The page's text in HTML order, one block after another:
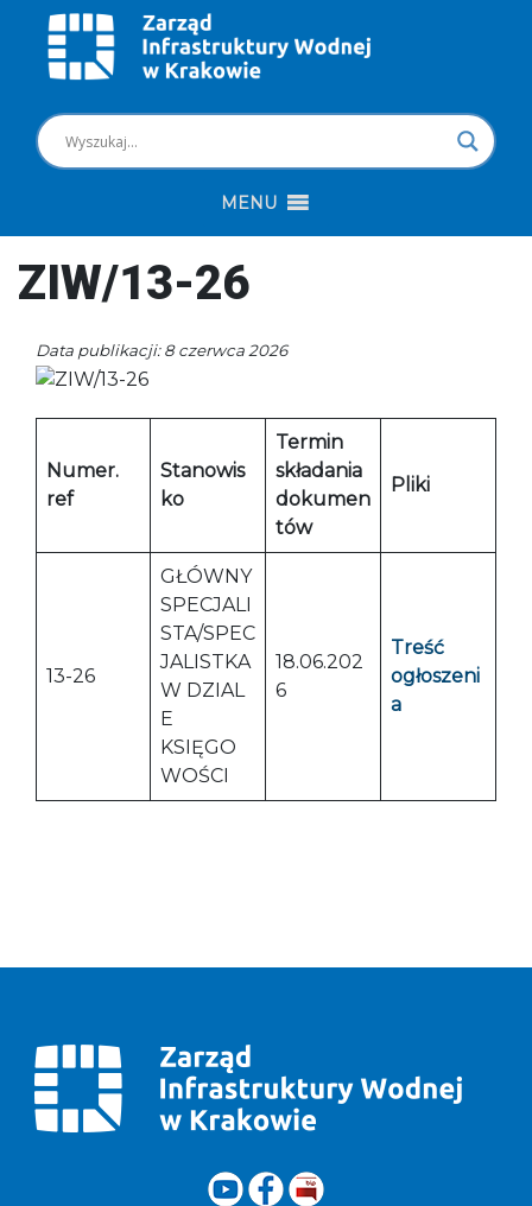
MENU
ZIW/13-26
Data publikacji: 8 czerwca 2026
Numer.
ref
Stanowis
ko
Termin
składania
dokumen
tów
Pliki
13-26
GŁÓWNY
SPECJALI
STA/SPEC
JALISTKA
W DZIAL
E
KSIĘGO
WOŚCI
18.06.202
6
Treść
ogłoszeni
a